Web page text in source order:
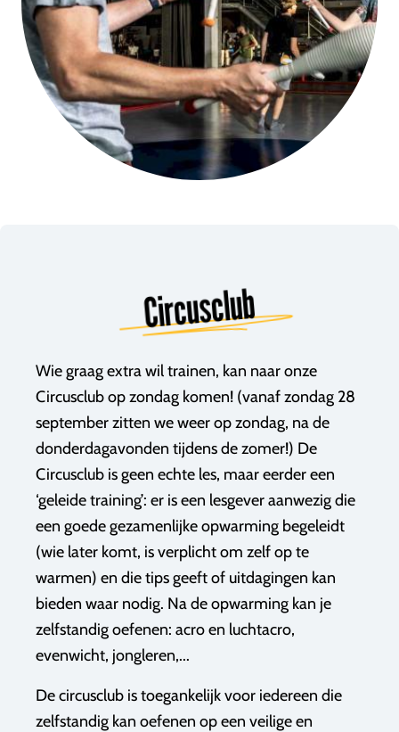
Circusclub
Wie graag extra wil trainen, kan naar onze
Circusclub op zondag komen! (vanaf zondag 28
september zitten we weer op zondag, na de
donderdagavonden tijdens de zomer!) De
Circusclub is geen echte les, maar eerder een
‘geleide training’: er is een lesgever aanwezig die
een goede gezamenlijke opwarming begeleidt
(wie later komt, is verplicht om zelf op te
warmen) en die tips geeft of uitdagingen kan
bieden waar nodig. Na de opwarming kan je
zelfstandig oefenen: acro en luchtacro,
evenwicht, jongleren,...
De circusclub is toegankelijk voor iedereen die
zelfstandig kan oefenen op een veilige en